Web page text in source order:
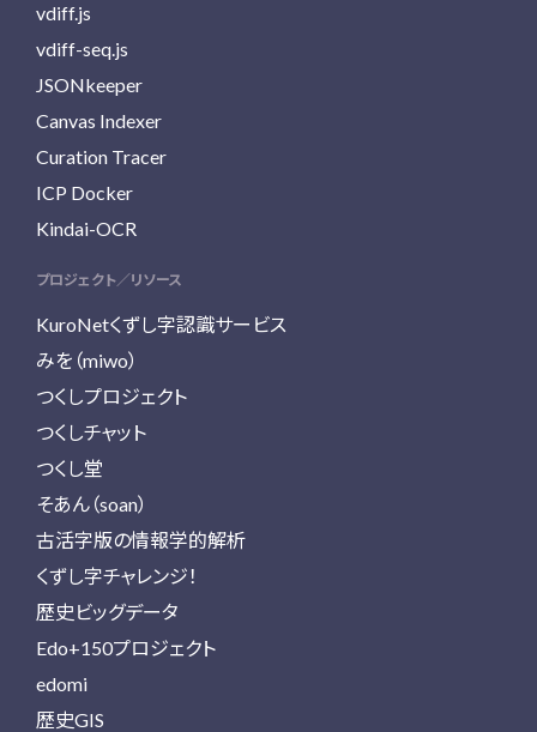
vdiff.js
vdiff-seq.js
JSONkeeper
Canvas Indexer
Curation Tracer
ICP Docker
Kindai-OCR
プロジェクト／リソース
KuroNetくずし字認識サービス
みを（miwo）
つくしプロジェクト
つくしチャット
つくし堂
そあん（soan）
古活字版の情報学的解析
くずし字チャレンジ！
歴史ビッグデータ
Edo+150プロジェクト
edomi
歴史GIS